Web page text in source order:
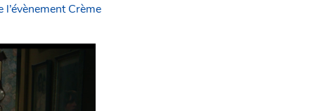
Crème